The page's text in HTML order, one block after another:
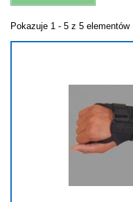
Pokazuje 1 - 5 z 5 elementów